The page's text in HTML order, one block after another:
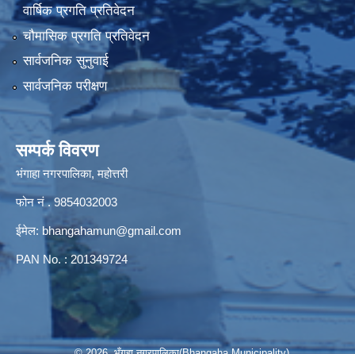
वार्षिक प्रगति प्रतिवेदन
चौमासिक प्रगति प्रतिवेदन
सार्वजनिक सुनुवाई
सार्वजनिक परीक्षण
सम्पर्क विवरण
भंगाहा नगरपालिका, महोत्तरी
फोन नं . 9854032003
ईमेल: bhangahamun@gmail.com
PAN No. : 201349724